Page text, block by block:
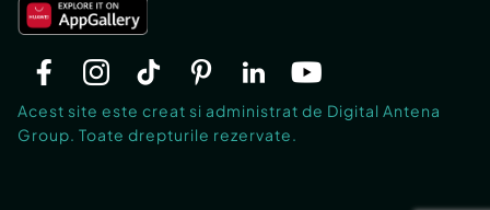
Acest site este creat si administrat de Digital Antena
Group. Toate drepturile rezervate.